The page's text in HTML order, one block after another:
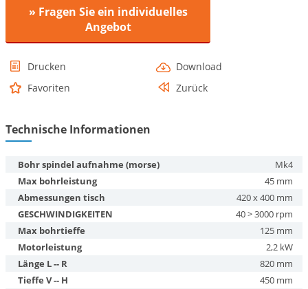
» Fragen Sie ein individuelles
Angebot
Drucken
Download
Favoriten
Zurück
Technische Informationen
Bohr spindel aufnahme (morse)
Mk4
Max bohrleistung
45 mm
Abmessungen tisch
420 x 400 mm
GESCHWINDIGKEITEN
40 > 3000 rpm
Max bohrtieffe
125 mm
Motorleistung
2,2 kW
Länge L -- R
820 mm
Tieffe V -- H
450 mm